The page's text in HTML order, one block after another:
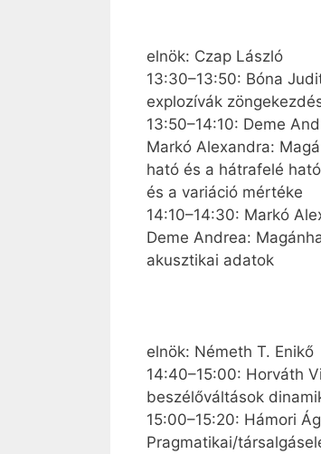
elnök: Czap László
13:30–13:50: Bóna
explozívák
13:50–14:10: Deme
Markó Alexandra:
ható és a hátrafelé
és a variáció mértéke
14:10–14:30: Markó
Deme Andrea:
akusztikai adatok
elnök: Németh T. Enikő
14:40–15:00: Horváth
beszélőváltások
15:00–15:20: Hámori
Pragmatikai/